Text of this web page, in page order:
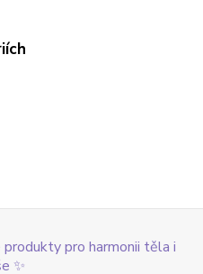
pro harmonii těla i
✨